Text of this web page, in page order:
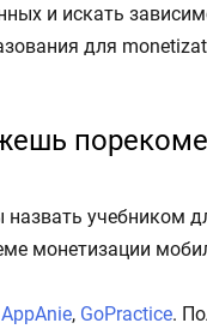
и искать
для
учебником
монетизации
AppAnie, GoPractice.